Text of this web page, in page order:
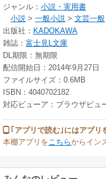
ジャンル： 小説・実用書
小説 > 一般小説 > 文芸一般
出版社： KADOKAWA
雑誌： 富士見L文庫
DL期限：無期限
配信開始日：2014年9月27日
ファイルサイズ：0.6MB
ISBN：4040702182
対応ビューア：ブラウザビュ
｢アプリで読む｣にはアプリ
本棚アプリをこちらからイン